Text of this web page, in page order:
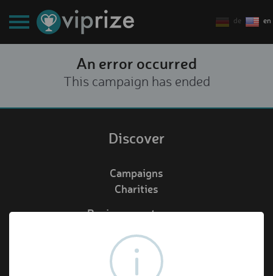
de en
An error occurred
This campaign has ended
Discover
Campaigns
Charities
Business customers
en